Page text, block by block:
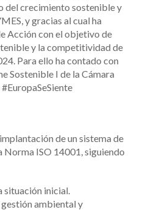
del crecimiento sostenible y
y gracias al cual ha
Acción con el objetivo de
y la competitividad de
Para ello ha contado con
Sostenible I de la Cámara
de un sistema de
ISO 14001, siguiendo
situación inicial.
ambiental y